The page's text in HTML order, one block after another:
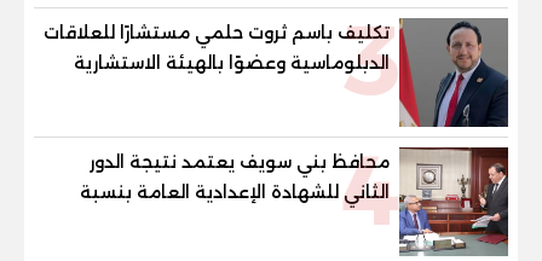
3
تكليف باسم ثروت حلمي مستشارًا للعلاقات
الدبلوماسية وعضوًا بالهيئة الاستشارية
العليا لمنظمة «جاد جمينت يوإن»
4
محافظ بني سويف يعتمد نتيجة الدور
الثاني للشهادة الإعدادية العامة بنسبة